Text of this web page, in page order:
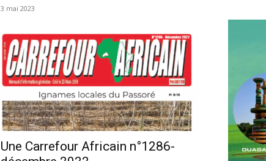
3 mai 2023
Une Carrefour Africain n°1286-